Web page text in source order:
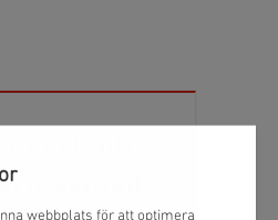
webbplats för att optimera